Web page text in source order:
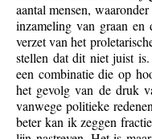
aantal mensen,
inzameling van graan
verzet van het
stellen dat dit niet juist
een combinatie die op
het gevolg van de druk
vanwege politieke
beter kan ik zeggen